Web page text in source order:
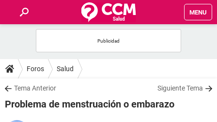
MENU
FOROS
SALUD
Foros Salud
Tema Anterior Siguiente Tema
Problema de menstruación o embarazo